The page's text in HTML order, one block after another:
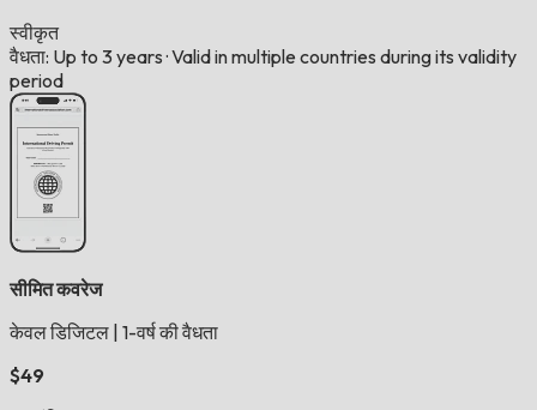
स्वीकृत
वैधता: Up to 3 years ·Valid in multiple countries during its validity
period
सीमित कवरेज
केवल डिजिटल 1-वर्ष की वैधता
$49